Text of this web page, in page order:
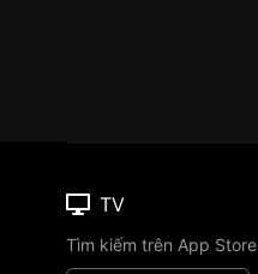
TV
Tìm kiếm trên App Store